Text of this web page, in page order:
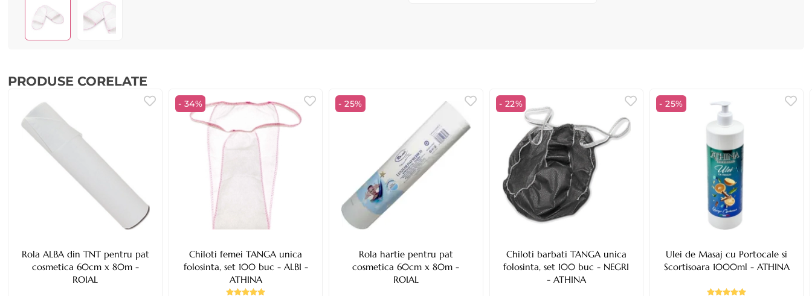
PRODUSE CORELATE
Rola ALBA din TNT pentru pat
cosmetica 60cm x 80m -
ROIAL
- 34%
Chiloti femei TANGA unica
folosinta, set 100 buc - ALBI -
ATHINA
- 25%
Rola hartie pentru pat
cosmetica 60cm x 80m -
ROIAL
- 22%
Chiloti barbati TANGA unica
folosinta, set 100 buc - NEGRI
- ATHINA
- 25%
Ulei de Masaj cu Portocale si
Scortisoara 1000ml - ATHINA